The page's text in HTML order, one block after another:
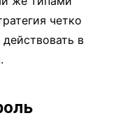
четко
в